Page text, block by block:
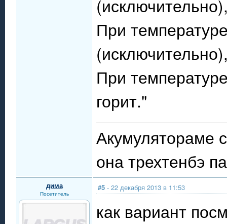
При
При
горит."
Акумулятораме
она трехтенбэ
дима
Посетитель
#5 - 22 декабря 2013 в 11:53
как вариант